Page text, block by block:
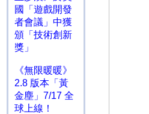
國「遊戲開發
者會議」中獲
頒「技術創新
獎」
《無限暖暖》
2.8 版本「黃
金塵」7/17 全
球上線！